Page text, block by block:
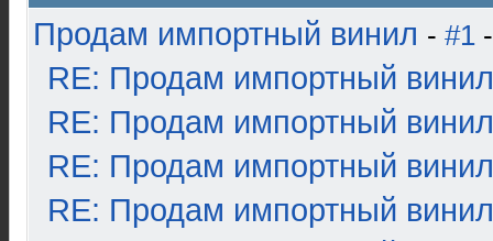
Продам импортный винил - #1
RE: Продам импортный винил
RE: Продам импортный винил
RE: Продам импортный винил
RE: Продам импортный винил